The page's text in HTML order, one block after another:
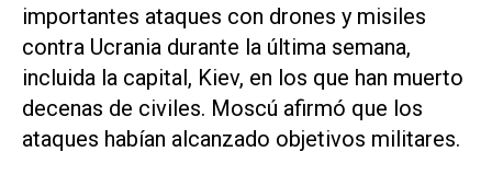
importantes ataques con drones y misiles
contra Ucrania durante la última semana,
incluida la capital, Kiev, en los que han muerto
decenas de civiles. Moscú afirmó que los
‌ataques habían alcanzado objetivos militares.